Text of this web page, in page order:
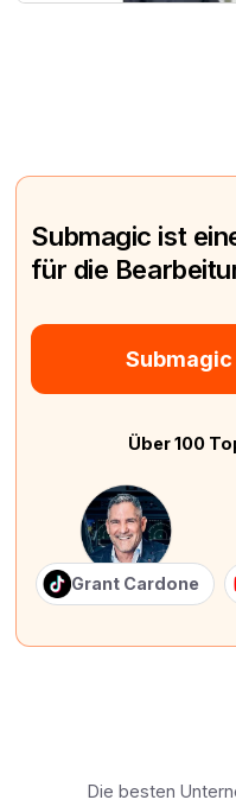
Submagic ist
für die
Über 100
Grant Cardone
Die besten